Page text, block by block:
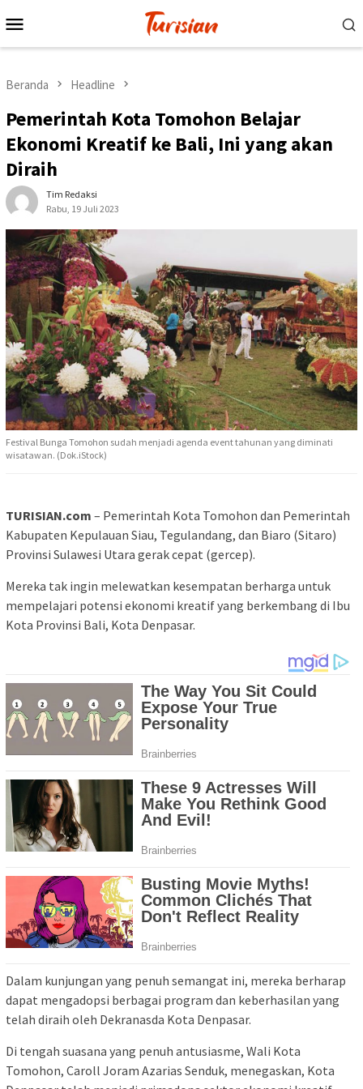
ke
Mobile
Beranda Headline
Pemerintah Kota Tomohon Belajar
Ekonomi Kreatif ke Bali, Ini yang akan
Diraih
Tim Redaksi
Rabu, 19 Juli 2023
Festival Bunga Tomohon sudah menjadi agenda event tahunan yang diminati
wisatawan. (Dok.iStock)
TURISIAN.com – Pemerintah Kota Tomohon dan Pemerintah
Kabupaten Kepulauan Siau, Tegulandang, dan Biaro (Sitaro)
Provinsi Sulawesi Utara gerak cepat (gercep).
Mereka tak ingin melewatkan kesempatan berharga untuk
mempelajari potensi ekonomi kreatif yang berkembang di Ibu
Kota Provinsi Bali, Kota Denpasar.
Dalam kunjungan yang penuh semangat ini, mereka berharap
dapat mengadopsi berbagai program dan keberhasilan yang
telah diraih oleh Dekranasda Kota Denpasar.
Di tengah suasana yang penuh antusiasme, Wali Kota
Tomohon, Caroll Joram Azarias Senduk, menegaskan, Kota